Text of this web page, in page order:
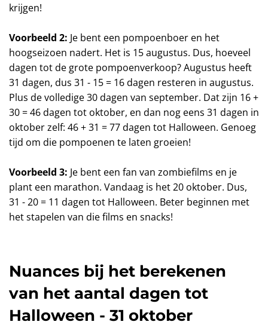
krijgen!
Voorbeeld 2: Je bent een pompoenboer en het
hoogseizoen nadert. Het is 15 augustus. Dus, hoeveel
dagen tot de grote pompoenverkoop? Augustus heeft
31 dagen, dus 31 - 15 = 16 dagen resteren in augustus.
Plus de volledige 30 dagen van september. Dat zijn 16 +
30 = 46 dagen tot oktober, en dan nog eens 31 dagen in
oktober zelf: 46 + 31 = 77 dagen tot Halloween. Genoeg
tijd om die pompoenen te laten groeien!
Voorbeeld 3: Je bent een fan van zombiefilms en je
plant een marathon. Vandaag is het 20 oktober. Dus,
31 - 20 = 11 dagen tot Halloween. Beter beginnen met
het stapelen van die films en snacks!
Nuances bij het berekenen
van het aantal dagen tot
Halloween - 31 oktober